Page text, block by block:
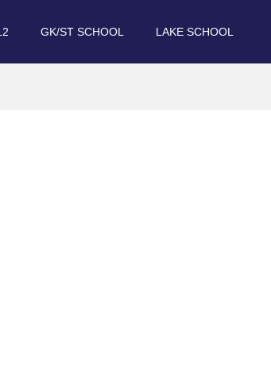
GK/ST SCHOOL LAKE SCHOOL